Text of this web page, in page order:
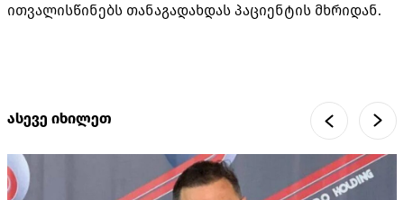
ითვალისწინებს თანაგადახდას პაციენტის მხრიდან.
ასევე იხილეთ